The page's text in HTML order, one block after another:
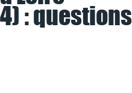
: questions